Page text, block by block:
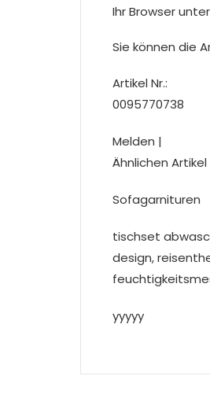
Ihr Browser
Sie können die
Artikel Nr.:
0095770738
Melden |
Ähnlichen
Sofagarnituren
tischset
design,
yyyyy